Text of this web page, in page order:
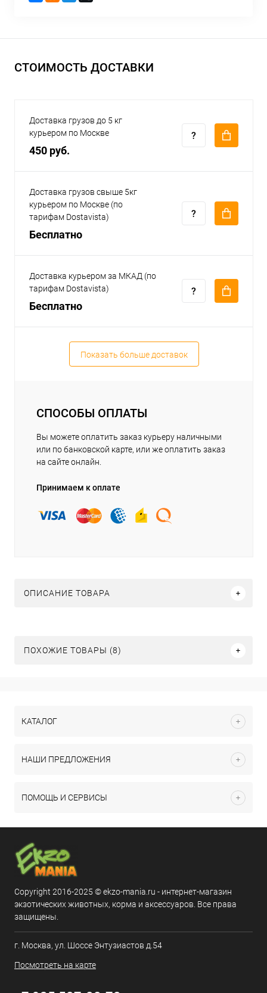
СТОИМОСТЬ ДОСТАВКИ
Доставка грузов до 5 кг
курьером по Москве
450 руб.
Доставка грузов свыше 5кг
курьером по Москве (по
тарифам Dostavista)
Бесплатно
Доставка курьером за МКАД (по
тарифам Dostavista)
Бесплатно
Показать больше доставок
СПОСОБЫ ОПЛАТЫ
Вы можете оплатить заказ курьеру наличными
или по банковской карте, или же оплатить заказ
на сайте онлайн.
Принимаем к оплате
ОПИСАНИЕ ТОВАРА
ПОХОЖИЕ ТОВАРЫ (8)
КАТАЛОГ
НАШИ ПРЕДЛОЖЕНИЯ
ПОМОЩЬ И СЕРВИСЫ
Copyright 2016-2025 © ekzo-mania.ru - интернет-магазин
экзотических животных, корма и аксессуаров. Все права
защищены.
г. Москва, ул. Шоссе Энтузиастов д.54
Посмотреть на карте